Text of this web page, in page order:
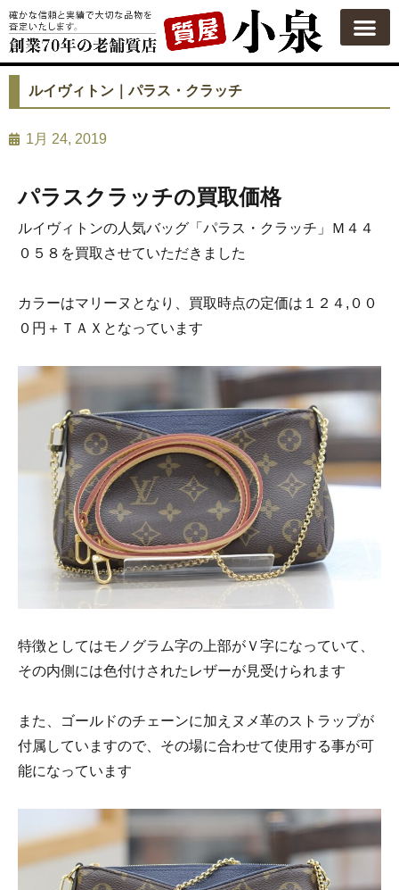
ルイヴィトン｜パラス・クラッチ
1月 24, 2019
パラスクラッチの買取価格
ルイヴィトンの人気バッグ「パラス・クラッチ」Ｍ４４
０５８を買取させていただきました
カラーはマリーヌとなり、買取時点の定価は１２４,００
０円＋ＴＡＸとなっています
特徴としてはモノグラム字の上部がＶ字になっていて、
その内側には色付けされたレザーが見受けられます
また、ゴールドのチェーンに加えヌメ革のストラップが
付属していますので、その場に合わせて使用する事が可
能になっています